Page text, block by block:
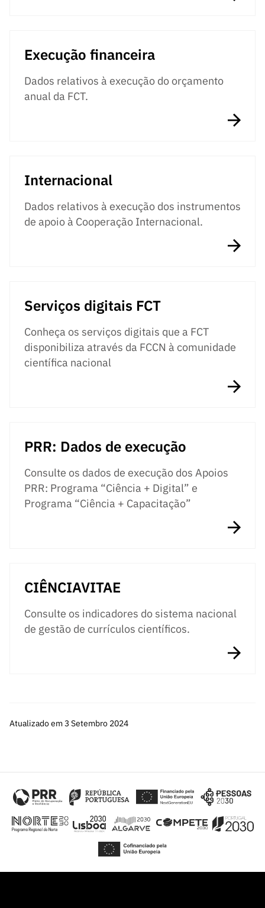
Execução financeira
Dados relativos à execução do orçamento
anual da FCT.
Internacional
Dados relativos à execução dos instrumentos
de apoio à Cooperação Internacional.
Serviços digitais FCT
Conheça os serviços digitais que a FCT
disponibiliza através da FCCN à comunidade
científica nacional
PRR: Dados de execução
Consulte os dados de execução dos Apoios
PRR: Programa “Ciência + Digital” e
Programa “Ciência + Capacitação”
CIÊNCIAVITAE
Consulte os indicadores do sistema nacional
de gestão de currículos científicos.
Atualizado em 3 Setembro 2024